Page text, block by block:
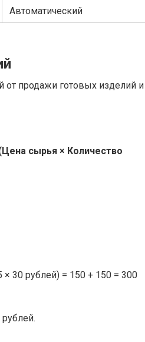
Автоматический
от продажи готовых изделий и
сырья × Количество
30 рублей) = 150 + 150 = 300